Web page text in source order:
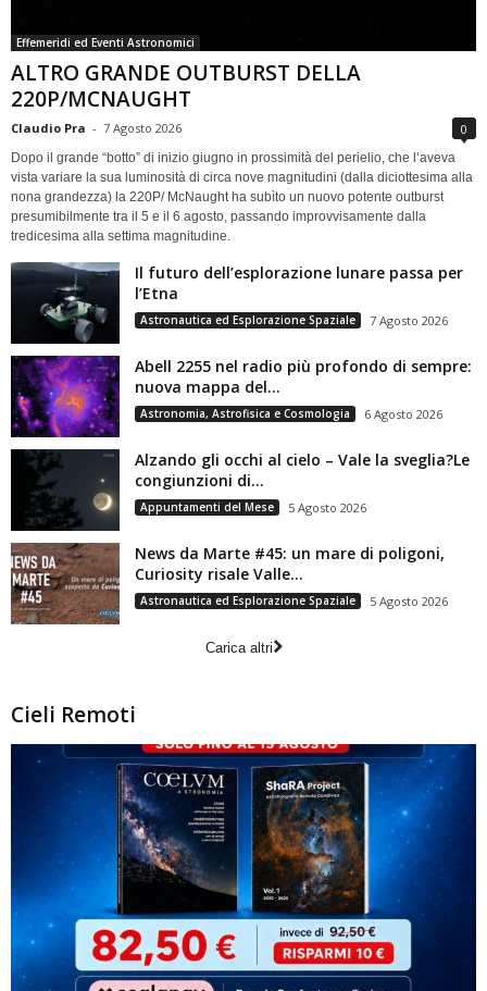
Effemeridi ed Eventi Astronomici
ALTRO GRANDE OUTBURST DELLA
220P/MCNAUGHT
Claudio Pra - 7 Agosto 2026 0
Dopo il grande “botto” di inizio giugno in prossimità del perielio, che l’aveva
vista variare la sua luminosità di circa nove magnitudini (dalla diciottesima alla
nona grandezza) la 220P/ McNaught ha subìto un nuovo potente outburst
presumibilmente tra il 5 e il 6 agosto, passando improvvisamente dalla
tredicesima alla settima magnitudine.
Il futuro dell’esplorazione lunare passa per
l’Etna
Astronautica ed Esplorazione Spaziale 7 Agosto 2026
Abell 2255 nel radio più profondo di sempre:
nuova mappa del...
Astronomia, Astrofisica e Cosmologia 6 Agosto 2026
Alzando gli occhi al cielo – Vale la sveglia?Le
congiunzioni di...
Appuntamenti del Mese 5 Agosto 2026
News da Marte #45: un mare di poligoni,
Curiosity risale Valle...
Astronautica ed Esplorazione Spaziale 5 Agosto 2026
Carica altri
Cieli Remoti